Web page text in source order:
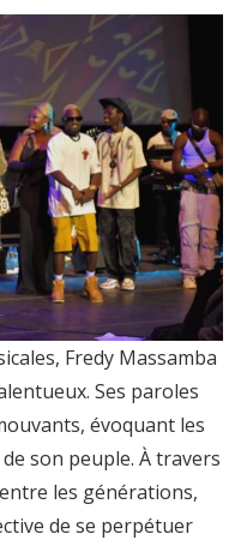
Fredy Massamba
Ses paroles
évoquant les
son peuple. À travers
les générations,
de se perpétuer